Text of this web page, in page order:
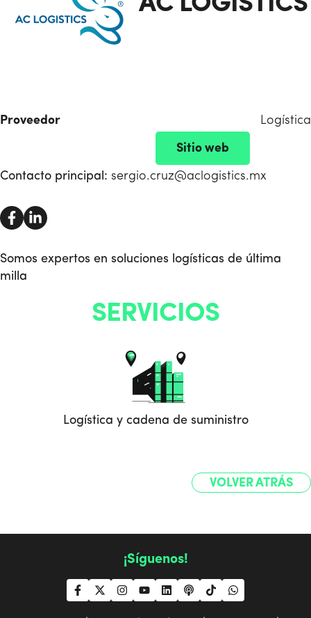
Proveedor Logística
Sitio web
Contacto principal: sergio.cruz@aclogistics.mx
Somos expertos en soluciones logísticas de última
milla
SERVICIOS
Logística y cadena de suministro
VOLVER ATRÁS
¡Síguenos!